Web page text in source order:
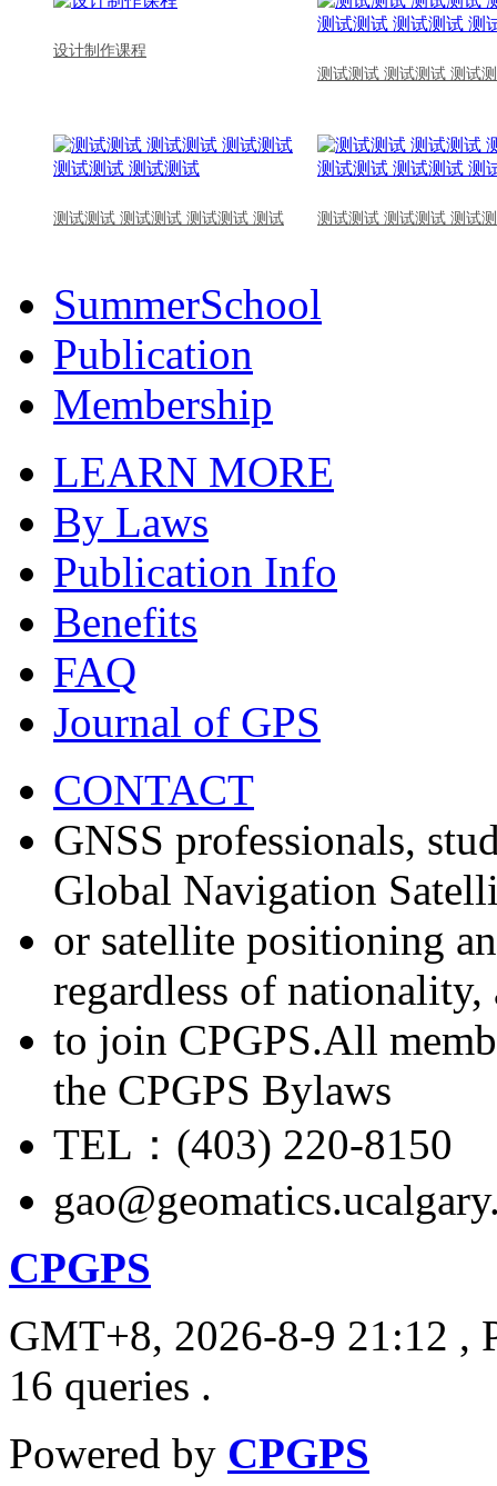
设计制作课程
测试测试 测试测试 测试
测试测试 测试测试 测试测试 测试 测试测试 测试测试 测试
SummerSchool
Publication
Membership
LEARN MORE
By Laws
Publication Info
Benefits
FAQ
Journal of GPS
CONTACT
GNSS professionals,
Global Navigation
or satellite positioning
regardless of nationality,
to join CPGPS.All
the CPGPS Bylaws
TEL：(403) 220-8150
CPGPS
GMT+8, 2026-8-9 21:12 ,
16 queries .
Powered by CPGPS